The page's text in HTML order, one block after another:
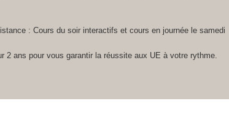
: Cours du soir interactifs et cours en journée le samedi
2 ans pour vous garantir la réussite aux UE à votre rythme.